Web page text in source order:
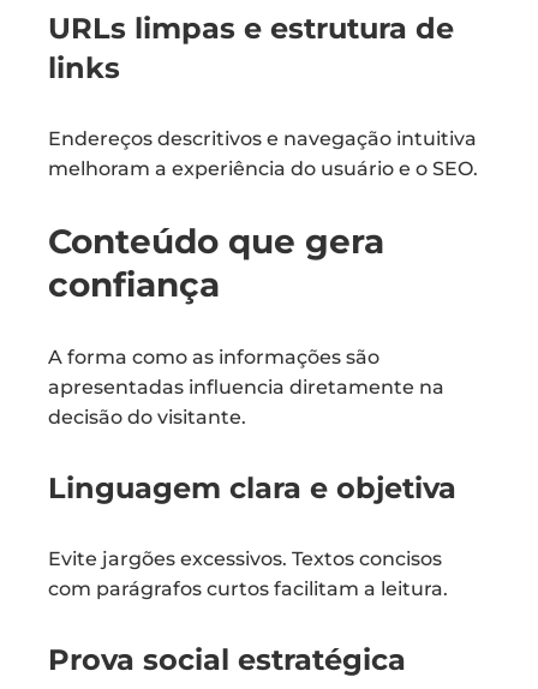
URLs limpas e estrutura de
links
Endereços descritivos e navegação intuitiva
melhoram a experiência do usuário e o SEO.
Conteúdo que gera
confiança
A forma como as informações são
apresentadas influencia diretamente na
decisão do visitante.
Linguagem clara e objetiva
Evite jargões excessivos. Textos concisos
com parágrafos curtos facilitam a leitura.
Prova social estratégica